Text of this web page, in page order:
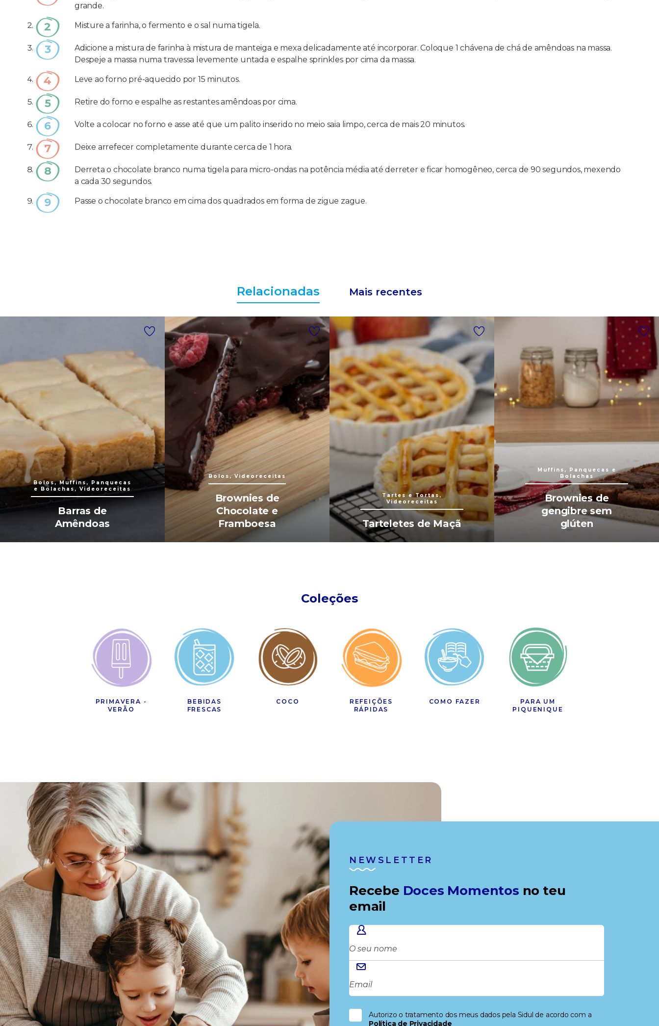
grande.
Misture a farinha, o fermento e o sal numa tigela.
Adicione a mistura de farinha à mistura de manteiga e mexa delicadamente até incorporar. Coloque 1 chávena de chá de amêndoas na massa.
Despeje a massa numa travessa levemente untada e espalhe sprinkles por cima da massa.
Leve ao forno pré-aquecido por 15 minutos.
Retire do forno e espalhe as restantes amêndoas por cima.
Volte a colocar no forno e asse até que um palito inserido no meio saia limpo, cerca de mais 20 minutos.
Deixe arrefecer completamente durante cerca de 1 hora.
Derreta o chocolate branco numa tigela para micro-ondas na potência média até derreter e ficar homogêneo, cerca de 90 segundos, mexendo
a cada 30 segundos.
Passe o chocolate branco em cima dos quadrados em forma de zigue zague.
Relacionadas Mais recentes
Bolos, Muffins, Panquecas
e Bolachas, Videoreceitas
Barras de
Amêndoas
Bolos, Videoreceitas
Brownies de
Chocolate e
Framboesa
Tartes e Tortas,
Videoreceitas
Tarteletes de Maçã
Muffins, Panquecas e
Bolachas
Brownies de
gengibre sem
glúten
Coleções
PRIMAVERA -
VERÃO
BEBIDAS
FRESCAS
COCO
REFEIÇÕES
RÁPIDAS
COMO FAZER
PARA UM
PIQUENIQUE
NEWSLETTER
Recebe Doces Momentos no teu
email
Autorizo o tratamento dos meus dados pela Sidul de acordo com a
Política de Privacidade